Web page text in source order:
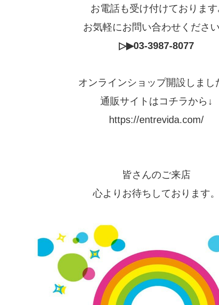
お電話も受け付けております
お気軽にお問い合わせくださ
▷▶03-3987-8077
オンラインショップ開設しまし
通販サイトはコチラから↓
https://entrevida.com/
皆さんのご来店
心よりお待ちしております